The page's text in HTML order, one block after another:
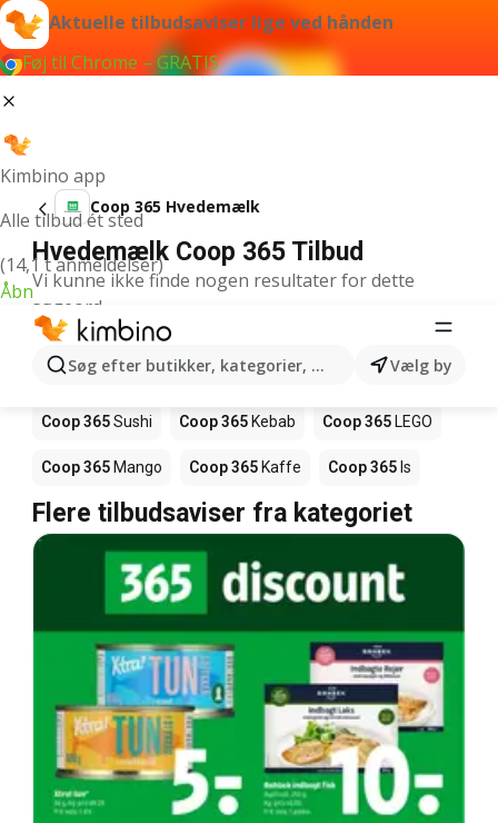
Aktuelle tilbudsaviser lige ved hånden
Føj til Chrome – GRATIS
Kimbino app
Alle tilbud ét sted
(14,1 t anmeldelser)
Åbn
Søg efter butikker, kategorier, produkter...Vælg by
Coop 365 Hvedemælk
Hvedemælk Coop 365 Tilbud
Vi kunne ikke finde nogen resultater for dette
søgeord.
Andre produkter i butikker Coop 365
Coop 365Pizza Coop 365Magasin
Coop 365Sushi Coop 365 Kebab Coop 365 LEGO
Coop 365 Mango Coop 365 Kaffe Coop 365 Is
Flere tilbudsaviser fra kategoriet